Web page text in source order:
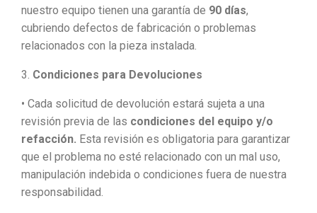
nuestro equipo tienen una garantía de 90 días,
cubriendo defectos de fabricación o problemas
relacionados con la pieza instalada.
3. Condiciones para Devoluciones
• Cada solicitud de devolución estará sujeta a una
revisión previa de las condiciones del equipo y/o
refacción. Esta revisión es obligatoria para garantizar
que el problema no esté relacionado con un mal uso,
manipulación indebida o condiciones fuera de nuestra
responsabilidad.